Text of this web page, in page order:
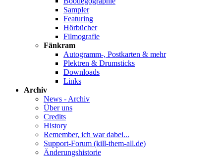
Sampler
Featuring
Hörbücher
Filmografie
Fänkram
Autogramm-, Postkarten & mehr
Plektren & Drumsticks
Downloads
Links
Archiv
News - Archiv
Über uns
Credits
History
Remember, ich war dabei...
Support-Forum (kill-them-all.de)
Änderungshistorie